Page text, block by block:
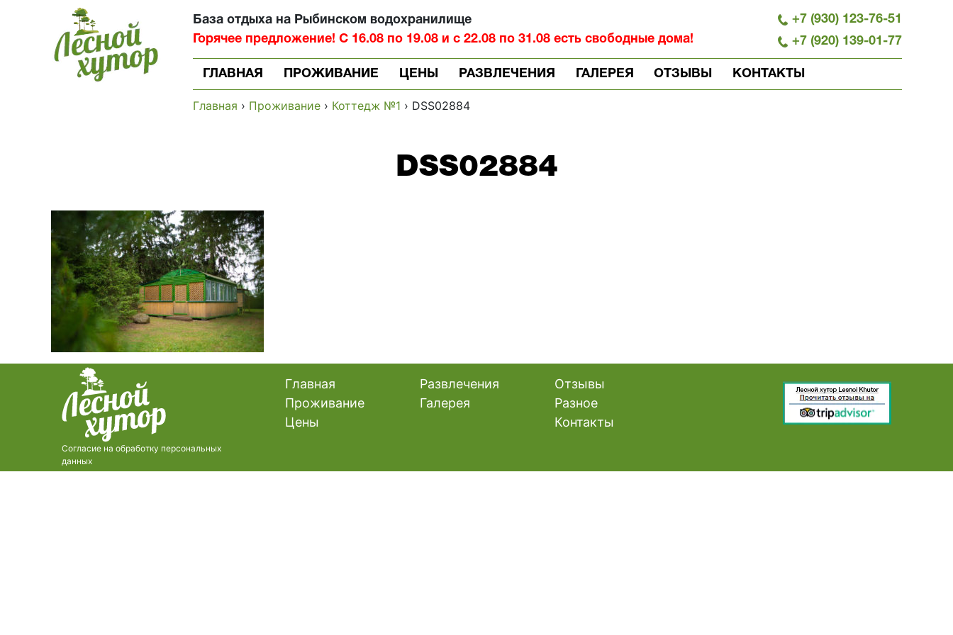
База отдыха на Рыбинском водохранилище
Горячее предложение! С 16.08 по 19.08 и с 22.08 по 31.08 есть свободные дома!
+7 (930) 123-76-51
+7 (920) 139-01-77
ГЛАВНАЯ ПРОЖИВАНИЕ ЦЕНЫ РАЗВЛЕЧЕНИЯ ГАЛЕРЕЯ ОТЗЫВЫ КОНТАКТЫ
Главная › Проживание › Коттедж №1 › DSS02884
DSS02884
Согласие на обработку персональных
данных
Главная
Проживание
Цены
Развлечения
Галерея
Отзывы
Разное
Контакты